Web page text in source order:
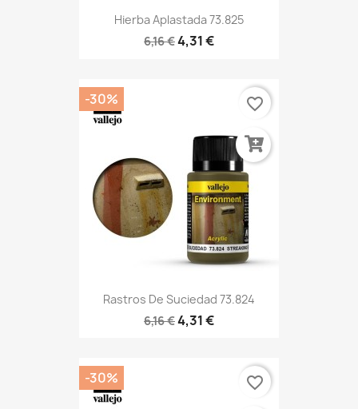
Hierba Aplastada 73.825
6,16 €4,31 €
Rastros De Suciedad 73.824
6,16 €4,31 €
-30% favorite_border
-30% favorite_border